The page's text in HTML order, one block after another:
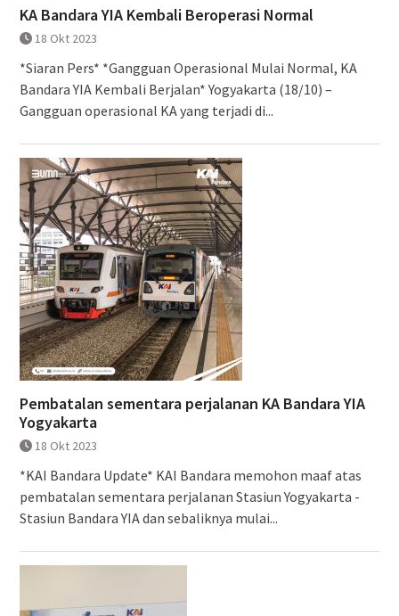
KA Bandara YIA Kembali Beroperasi Normal
18 Okt 2023
*Siaran Pers* *Gangguan Operasional Mulai Normal, KA
Bandara YIA Kembali Berjalan* Yogyakarta (18/10) –
Gangguan operasional KA yang terjadi di...
Pembatalan sementara perjalanan KA Bandara YIA
Yogyakarta
18 Okt 2023
*KAI Bandara Update* KAI Bandara memohon maaf atas
pembatalan sementara perjalanan Stasiun Yogyakarta -
Stasiun Bandara YIA dan sebaliknya mulai...